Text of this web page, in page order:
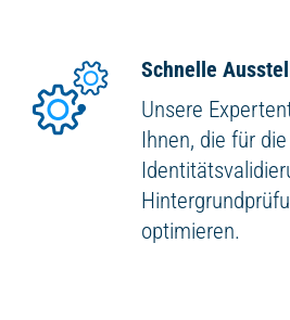
Schnelle
Unsere
Ihnen, die für die
optimieren.